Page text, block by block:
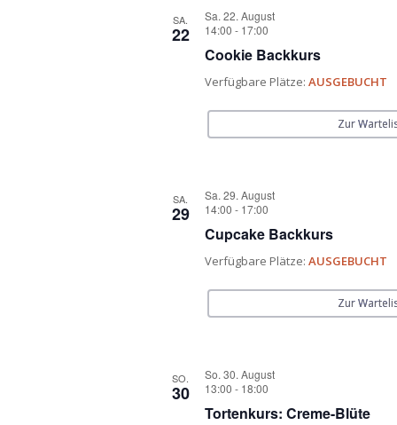
SA.
22
Sa. 22. August
14:00 - 17:00
Cookie Backkurs
Verfügbare Plätze: AUSGEBUCHT
Zur
SA.
29
Sa. 29. August
14:00 - 17:00
Cupcake Backkurs
Verfügbare Plätze: AUSGEBUCHT
Zur
SO.
30
So. 30. August
13:00 - 18:00
Tortenkurs: Creme-Blüte